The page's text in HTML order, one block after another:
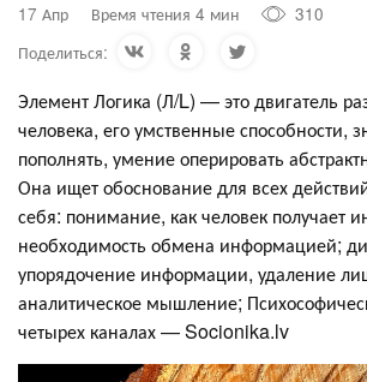
17 Апр Время чтения 4 мин
310
Поделиться:
Элемент Логика (Л/L) — это двигатель
человека, его умственные способности,
пополнять, умение оперировать
Она ищет обоснование для всех
себя: понимание, как человек получает
необходимость обмена информацией;
упорядочение информации, удаление
аналитическое мышление;
четырех каналах — Socionika.lv